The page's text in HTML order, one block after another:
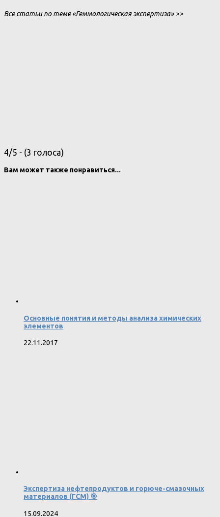
Все статьи по теме «Геммологическая экспертиза» >>
4/5 - (3 голоса)
Вам может также понравиться...
Основные понятия и методы анализа химических
элементов
22.11.2017
Экспертиза нефтепродуктов и горюче-смазочных
материалов (ГСМ) 🎯
15.09.2024